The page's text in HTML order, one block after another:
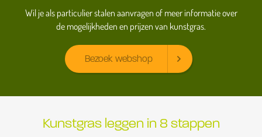
Wil je als particulier stalen aanvragen of meer informatie over
de mogelijkheden en prijzen van kunstgras.
Bezoek webshop
Kunstgras leggen in 8 stappen